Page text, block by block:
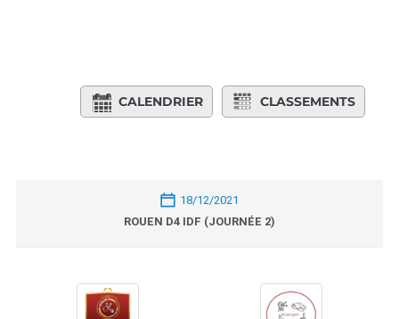
CALENDRIER CLASSEMENTS
18/12/2021
ROUEN D4 IDF (JOURNÉE 2)